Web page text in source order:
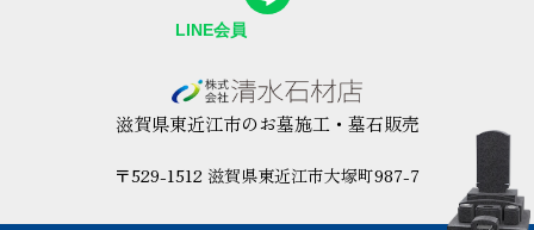
滋賀県東近江市のお墓施工・墓石販売
〒529-1512 滋賀県東近江市大塚町987-7